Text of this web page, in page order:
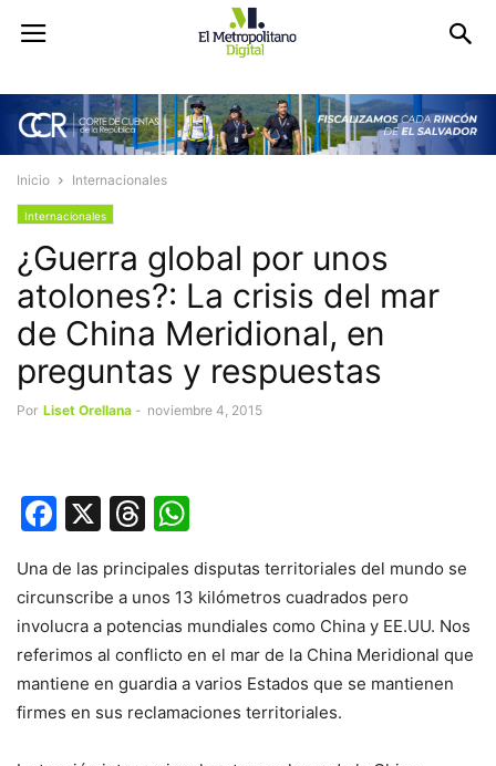
Inicio Internacionales
Internacionales
¿Guerra global por unos
atolones?: La crisis del mar
de China Meridional, en
preguntas y respuestas
Por Liset Orellana - noviembre 4, 2015
Facebook
X Threads
Una de las principales disputas territoriales del mundo se
circunscribe a unos 13 kilómetros cuadrados pero
involucra a potencias mundiales como China y EE.UU. Nos
referimos al conflicto en el mar de la China Meridional que
mantiene en guardia a varios Estados que se mantienen
firmes en sus reclamaciones territoriales.